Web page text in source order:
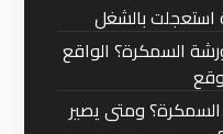
استعجلت بالشغل
السمكرة؟ الواقع
ومتى يصير